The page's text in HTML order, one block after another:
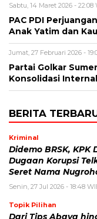
Sabtu, 14 Maret 2026 - 22:08
PAC PDI
Anak Yatim dan
Jumat, 27 Februari 2026 -
Partai Golkar
Konsolidasi
BERITA
Kriminal
Didemo BRSK, KPK
Dugaan Korupsi
Seret Nama
Senin, 27 Jul 2026 - 18:48
Topik Pilihan
Dari Tips Abaya